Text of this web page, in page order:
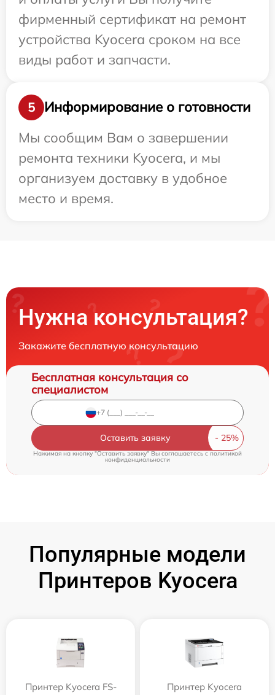
фирменный сертификат на ремонт
устройства Kyocera сроком на все
виды работ и запчасти.
5
Информирование о готовности
Мы сообщим Вам о завершении
ремонта техники Kyocera, и мы
организуем доставку в удобное
место и время.
Нужна консультация?
Закажите бесплатную консультацию
Бесплатная консультация со
специалистом
Оставить заявку
Нажимая на кнопку "Оставить заявку" Вы соглашаетесь cполитикой
конфиденциальности
Популярные модели
Принтеров Kyocera
Принтер Kyocera FS-
Принтер Kyocera